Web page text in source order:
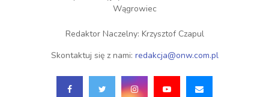
Wągrowiec
Redaktor Naczelny: Krzysztof Czapul
Skontaktuj się z nami: redakcja@onw.com.pl